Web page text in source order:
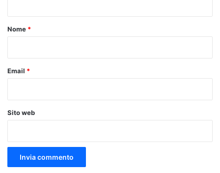
o
Nome *
Email *
Sito web